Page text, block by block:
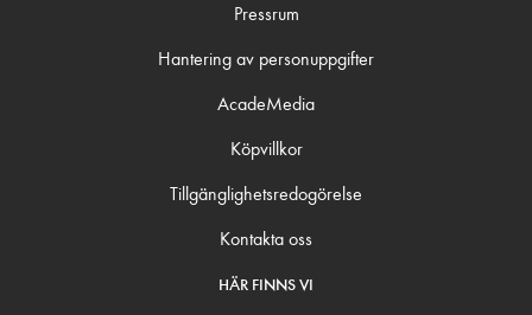
Pressrum
Hantering av personuppgifter
AcadeMedia
Köpvillkor
Tillgänglighetsredogörelse
Kontakta oss
HÄR FINNS VI